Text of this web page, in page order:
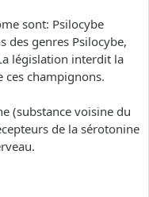
sont: Psilocybe
des genres Psilocybe,
législation interdit la
ces champignons.
(substance voisine du
de la sérotonine